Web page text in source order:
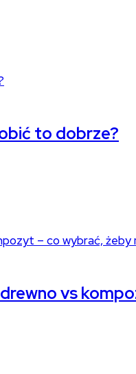
to dobrze?
vs